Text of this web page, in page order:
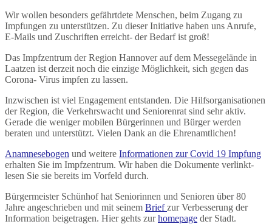
Wir wollen besonders gefährtdete Menschen, beim Zugang zu
Impfungen zu unterstützen. Zu dieser Initiative haben uns Anrufe,
E-Mails und Zuschriften erreicht- der Bedarf ist groß!
Das Impfzentrum der Region Hannover auf dem Messegelände in
Laatzen ist derzeit noch die einzige Möglichkeit, sich gegen das
Corona- Virus impfen zu lassen.
Inzwischen ist viel Engagement entstanden. Die Hilfsorganisationen
der Region, die Verkehrswacht und Seniorenrat sind sehr aktiv.
Gerade die weniger mobilen Bürgerinnen und Bürger werden
beraten und unterstützt. Vielen Dank an die Ehrenamtlichen!
Anamnesebogen und weitere Informationen zur Covid 19 Impfung
erhalten Sie im Impfzentrum. Wir haben die Dokumente verlinkt-
lesen Sie sie bereits im Vorfeld durch.
Bürgermeister Schünhof hat Seniorinnen und Senioren über 80
Jahre angeschrieben und mit seinem Briefzur Verbesserung der
Information beigetragen. Hier gehts zurhomepage der Stadt.